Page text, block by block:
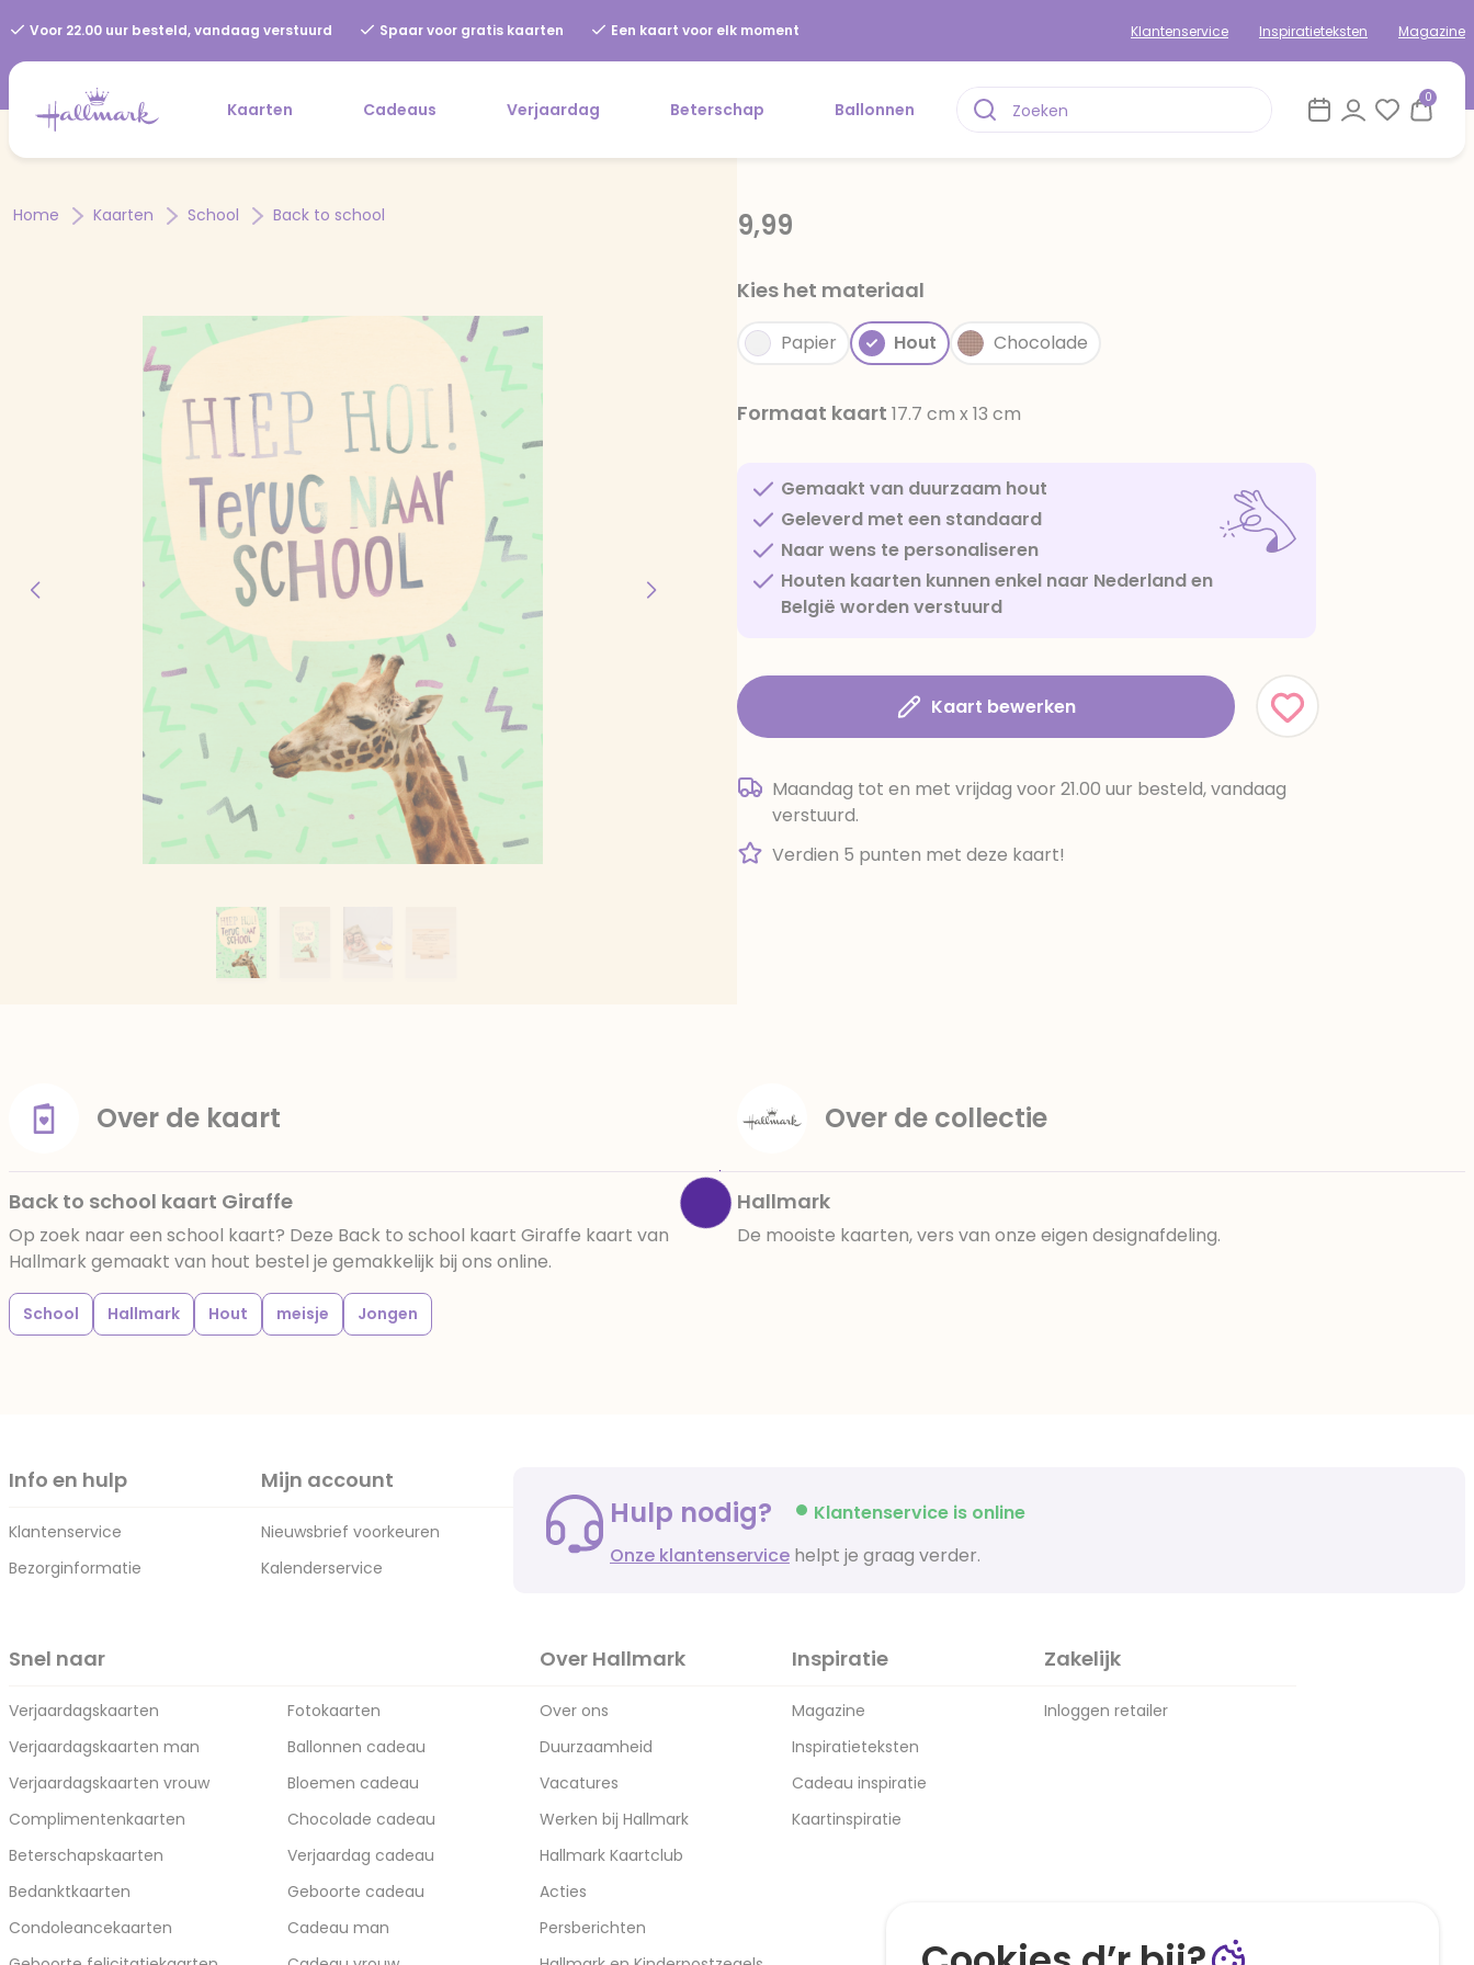
Voor 22.00 uur besteld, vandaag verstuurd Spaar voor gratis kaarten Een kaart voor elk moment Klantenservice Inspiratieteksten Magazine
Kaarten Cadeaus Verjaardag Beterschap Ballonnen
0
Home Kaarten School Back to school 9,99
Kies het materiaal
Papier Hout Chocolade
Formaat kaart 17.7 cm x 13 cm
Gemaakt van duurzaam hout
Geleverd met een standaard
Naar wens te personaliseren
Houten kaarten kunnen enkel naar Nederland en
België worden verstuurd
Kaart bewerken
Maandag tot en met vrijdag voor 21.00 uur besteld, vandaag
verstuurd.
Verdien 5 punten met deze kaart!
Over de kaart
Back to school kaart Giraffe
Op zoek naar een school kaart? Deze Back to school kaart Giraffe kaart van
Hallmark gemaakt van hout bestel je gemakkelijk bij ons online.
School Hallmark Hout meisje Jongen
Over de collectie
Hallmark
De mooiste kaarten, vers van onze eigen designafdeling.
Info en hulp
Klantenservice
Bezorginformatie
Mijn account
Nieuwsbrief voorkeuren
Kalenderservice
Hulp nodig?
Klantenservice is online
Onze klantenservice helpt je graag verder.
Snel naar
Verjaardagskaarten
Verjaardagskaarten man
Verjaardagskaarten vrouw
Complimentenkaarten
Beterschapskaarten
Bedanktkaarten
Condoleancekaarten
Fotokaarten
Ballonnen cadeau
Bloemen cadeau
Chocolade cadeau
Verjaardag cadeau
Geboorte cadeau
Cadeau man
Over Hallmark
Over ons
Duurzaamheid
Vacatures
Werken bij Hallmark
Hallmark Kaartclub
Acties
Persberichten
Inspiratie
Magazine
Inspiratieteksten
Cadeau inspiratie
Kaartinspiratie
Zakelijk
Inloggen retailer